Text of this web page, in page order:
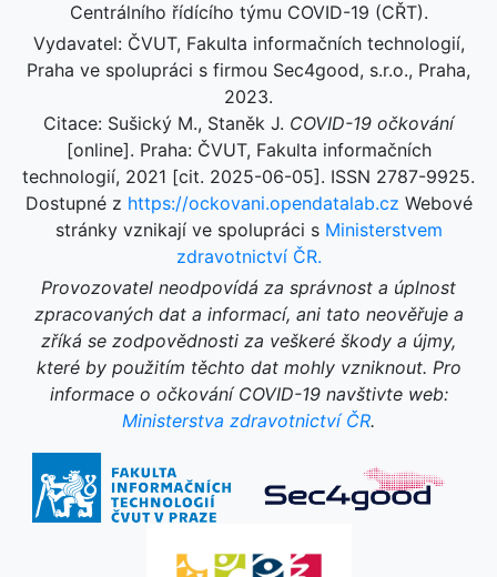
Centrálního řídícího týmu COVID-19 (CŘT).
Vydavatel: ČVUT, Fakulta informačních technologií,
Praha ve spolupráci s firmou Sec4good, s.r.o., Praha,
2023.
Citace: Sušický M., Staněk J. COVID-19 očkování
[online]. Praha: ČVUT, Fakulta informačních
technologií, 2021 [cit. 2025-06-05]. ISSN 2787-9925.
Dostupné z https://ockovani.opendatalab.cz Webové
stránky vznikají ve spolupráci s Ministerstvem
zdravotnictví ČR.
Provozovatel neodpovídá za správnost a úplnost
zpracovaných dat a informací, ani tato neověřuje a
zříká se zodpovědnosti za veškeré škody a újmy,
které by použitím těchto dat mohly vzniknout. Pro
informace o očkování COVID-19 navštivte web:
Ministerstva zdravotnictví ČR.